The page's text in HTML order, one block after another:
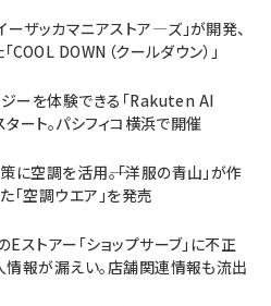
ザッカマニアストア―ズ」が開発、
COOL DOWN（クールダウン）」
ーを体験できる「Rakuten AI
ート。パシフィコ横浜で開催
空調を活用――。「洋服の青山」が作
「空調ウエア」を発売
ストアー「ショップサーブ」に不正
情報が漏えい。店舗関連情報も流出